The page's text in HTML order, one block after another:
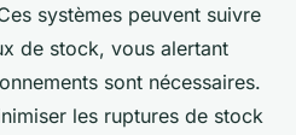
systèmes peuvent suivre
de stock, vous alertant
sont nécessaires.
les ruptures de stock